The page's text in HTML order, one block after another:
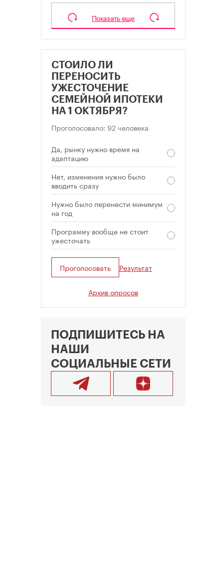
Показать еще
СТОИЛО ЛИ
ПЕРЕНОСИТЬ
УЖЕСТОЧЕНИЕ
СЕМЕЙНОЙ ИПОТЕКИ
НА 1 ОКТЯБРЯ?
Проголосовало: 92 человека
Да, рынку нужно время на
адаптацию
Нет, изменения нужно было
вводить сразу
Нужно было перенести минимум
на год
Программу вообще не стоит
ужесточать
Проголосовать Результат
Архив опросов
ПОДПИШИТЕСЬ НА
НАШИ
СОЦИАЛЬНЫЕ СЕТИ